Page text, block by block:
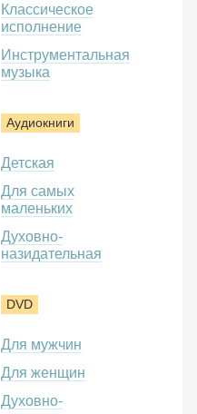
Классическое
исполнение
Инструментальная
музыка
Аудиокниги
Детская
Для самых
маленьких
Духовно-
назидательная
DVD
Для мужчин
Для женщин
Духовно-